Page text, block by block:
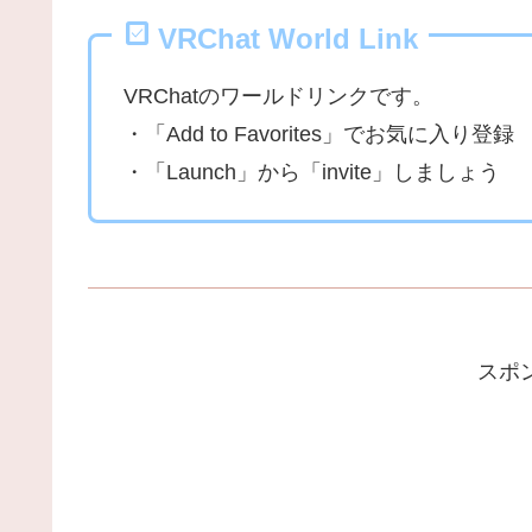
VRChat World Link
VRChatのワールドリンクです。
・「Add to Favorites」でお気に入り登録
・「Launch」から「invite」しましょう
スポ